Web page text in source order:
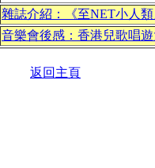
雜誌介紹：《至NET小人
音樂會後感：香港兒歌唱
返回主頁